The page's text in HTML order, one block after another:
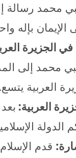
بإله
الجزيرة
العربية يتسع.
العربية:
الدولة
قدم